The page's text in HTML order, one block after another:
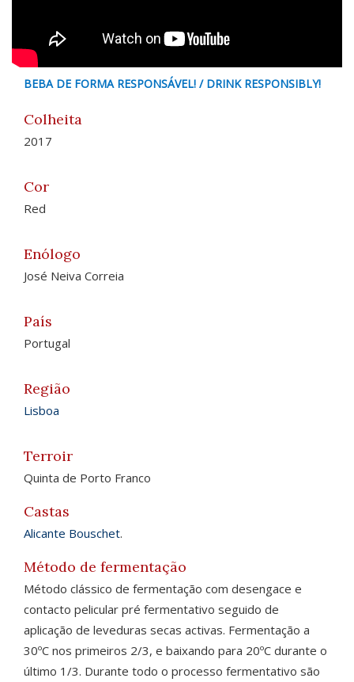
BEBA DE FORMA RESPONSÁVEL! / DRINK RESPONSIBLY!
Colheita
2017
Cor
Red
Enólogo
José Neiva Correia
País
Portugal
Região
Lisboa
Terroir
Quinta de Porto Franco
Castas
Alicante Bouschet.
Método de fermentação
Método clássico de fermentação com desengace e
contacto pelicular pré fermentativo seguido de
aplicação de leveduras secas activas. Fermentação a
30ºC nos primeiros 2/3, e baixando para 20ºC durante o
último 1/3. Durante todo o processo fermentativo são